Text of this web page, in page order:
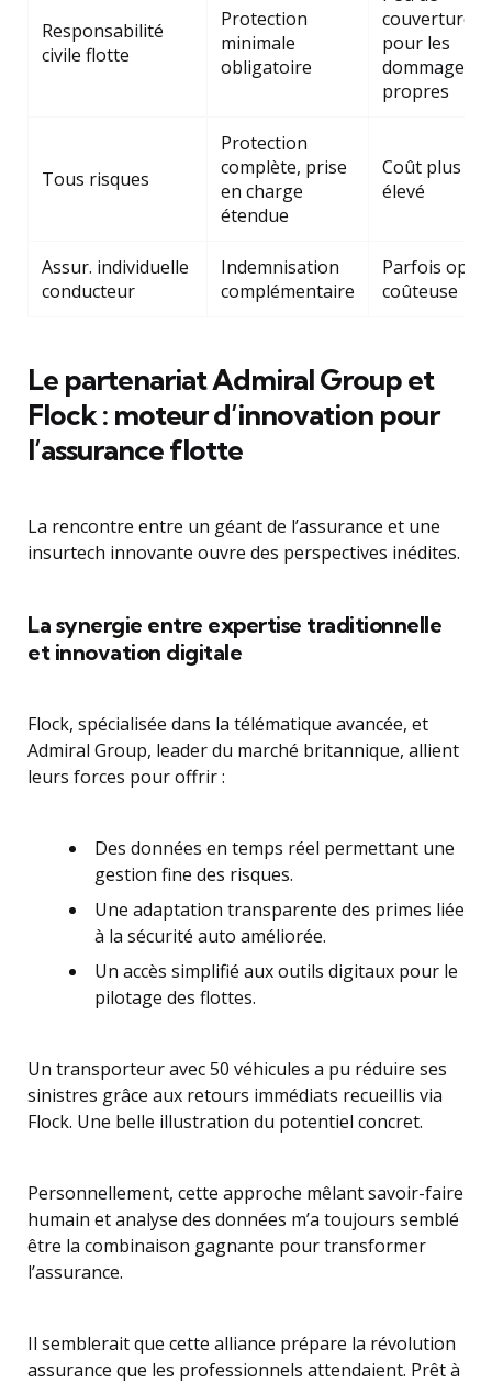
Responsabilité
civile flotte
Protection
minimale
obligatoire
couverture
pour les
dommages
propres
Tous risques
Protection
complète, prise
en charge
étendue
Coût plus
élevé
Assur. individuelle
conducteur
Indemnisation
complémentaire
Parfois
coûteuse
Le partenariat Admiral Group et
Flock : moteur d’innovation pour
l’assurance flotte
La rencontre entre un géant de l’assurance et une
insurtech innovante ouvre des perspectives inédites.
La synergie entre expertise traditionnelle
et innovation digitale
Flock, spécialisée dans la télématique avancée, et
Admiral Group, leader du marché britannique, allient
leurs forces pour offrir :
Des données en temps réel permettant une
gestion fine des risques.
Une adaptation transparente des primes liée
à la sécurité auto améliorée.
Un accès simplifié aux outils digitaux pour le
pilotage des flottes.
Un transporteur avec 50 véhicules a pu réduire ses
sinistres grâce aux retours immédiats recueillis via
Flock. Une belle illustration du potentiel concret.
Personnellement, cette approche mêlant savoir-faire
humain et analyse des données m’a toujours semblé
être la combinaison gagnante pour transformer
l’assurance.
Il semblerait que cette alliance prépare la révolution
assurance que les professionnels attendaient. Prêt à